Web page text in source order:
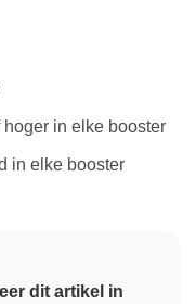
in elke booster
in elke booster
dit artikel in